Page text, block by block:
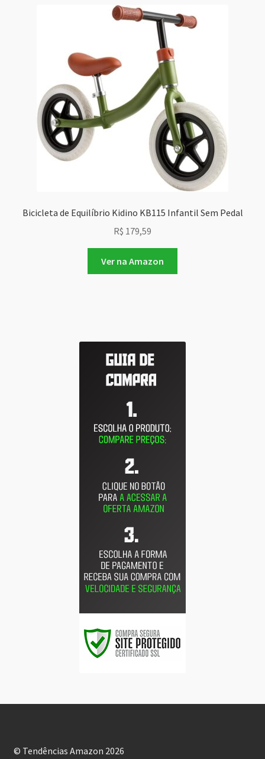
Bicicleta de Equilíbrio Kidino KB115 Infantil Sem Pedal
R$ 179,59
Ver na Amazon
© Tendências Amazon 2026